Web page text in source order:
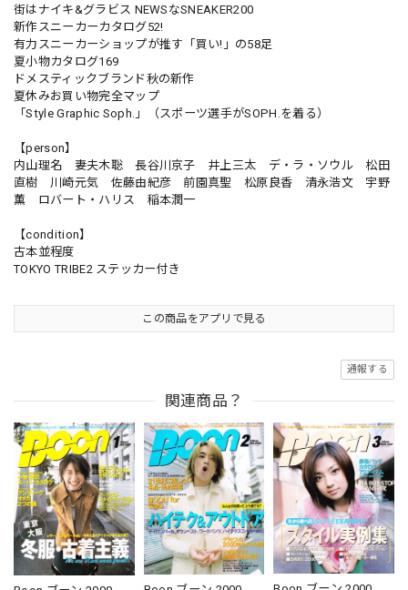
街はナイキ&グラビス NEWSなSNEAKER200
新作スニーカーカタログ52!
有力スニーカーショップが推す「買い!」の58足
夏小物カタログ169
ドメスティックブランド秋の新作
夏休みお買い物完全マップ
「Style Graphic Soph.」（スポーツ選手がSOPH.を着る）
【person】
内山理名 妻夫木聡 長谷川京子 井上三太 デ・ラ・ソウル 松田
直樹 川崎元気 佐藤由紀彦 前園真聖 松原良香 清永浩文 宇野
薫 ロバート・ハリス 稲本潤一
【condition】
古本並程度
TOKYO TRIBE2 ステッカー付き
この商品をアプリで見る
通報する
関連商品？